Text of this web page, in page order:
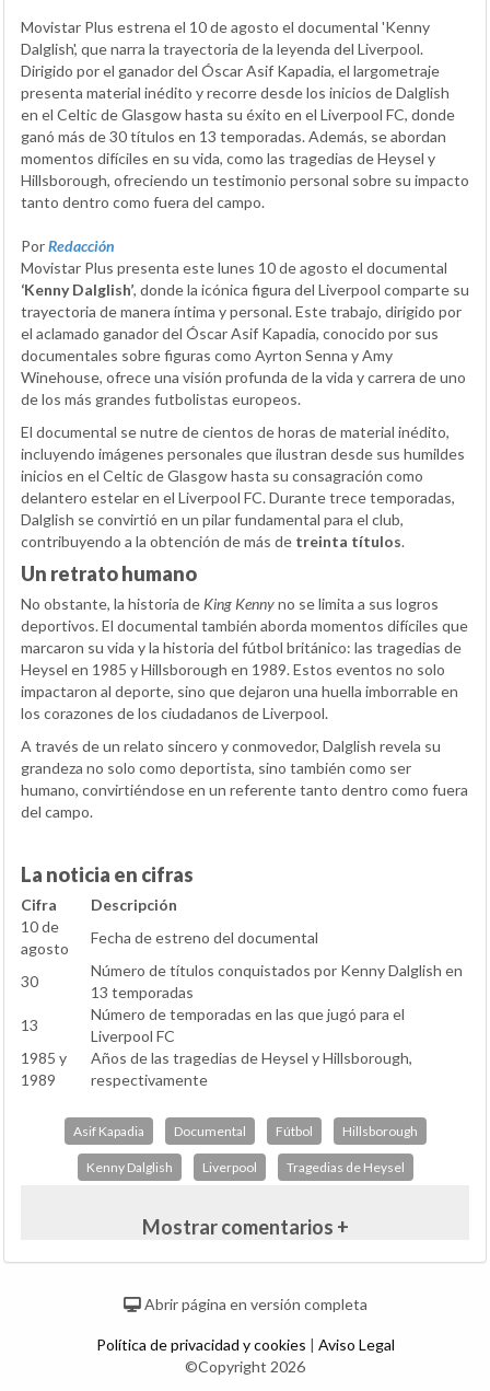
Movistar Plus estrena el 10 de agosto el documental 'Kenny
Dalglish', que narra la trayectoria de la leyenda del Liverpool.
Dirigido por el ganador del Óscar Asif Kapadia, el largometraje
presenta material inédito y recorre desde los inicios de Dalglish
en el Celtic de Glasgow hasta su éxito en el Liverpool FC, donde
ganó más de 30 títulos en 13 temporadas. Además, se abordan
momentos difíciles en su vida, como las tragedias de Heysel y
Hillsborough, ofreciendo un testimonio personal sobre su impacto
tanto dentro como fuera del campo.
PorRedacción
Movistar Plus presenta este lunes 10 de agosto el documental
‘Kenny Dalglish’, donde la icónica figura del Liverpool comparte su
trayectoria de manera íntima y personal. Este trabajo, dirigido por
el aclamado ganador del Óscar Asif Kapadia, conocido por sus
documentales sobre figuras como Ayrton Senna y Amy
Winehouse, ofrece una visión profunda de la vida y carrera de uno
de los más grandes futbolistas europeos.
El documental se nutre de cientos de horas de material inédito,
incluyendo imágenes personales que ilustran desde sus humildes
inicios en el Celtic de Glasgow hasta su consagración como
delantero estelar en el Liverpool FC. Durante trece temporadas,
Dalglish se convirtió en un pilar fundamental para el club,
contribuyendo a la obtención de más de treinta títulos.
Un retrato humano
No obstante, la historia de King Kennyno se limita a sus logros
deportivos. El documental también aborda momentos difíciles que
marcaron su vida y la historia del fútbol británico: las tragedias de
Heysel en 1985 y Hillsborough en 1989. Estos eventos no solo
impactaron al deporte, sino que dejaron una huella imborrable en
los corazones de los ciudadanos de Liverpool.
A través de un relato sincero y conmovedor, Dalglish revela su
grandeza no solo como deportista, sino también como ser
humano, convirtiéndose en un referente tanto dentro como fuera
del campo.
La noticia en cifras
Cifra
Descripción
10 de
agosto
Fecha de estreno del documental
30
Número de títulos conquistados por Kenny Dalglish en
13 temporadas
13
Número de temporadas en las que jugó para el
Liverpool FC
1985 y
1989
Años de las tragedias de Heysel y Hillsborough,
respectivamente
Asif Kapadia Documental Fútbol Hillsborough
Kenny Dalglish Liverpool Tragedias de Heysel
Mostrar comentarios +
Abrir página en versión completa
Política de privacidad y cookies | Aviso Legal
©Copyright 2026